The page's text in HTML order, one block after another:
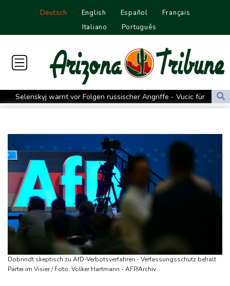
Deutsch English Español
Français
Italiano
Português
Selenskyj warnt vor Folgen russischer Angriffe - Vucic für
Integrität der Ukraine
Drohne explodiert an der Grenze zwischen Rumänien und
Bulgarien nahe Gaspipeline
Lionel Messi trauert um seinen Vater
Absturz von Ultraleichtflugzeug: 72-jähriger Pilot stirbt in Baden-
Württemberg
Selenskyj warnt in Belgrad vor Folgen russischer Angriffe für
Drohnen über Bundeswehrstandort in Nordrhein-Westfalen
gesichtet
Dobrindt skeptisch zu AfD-Verbotsverfahren - Verfassungsschutz behält
Partei im Visier / Foto: Volker Hartmann - AFP/Archiv